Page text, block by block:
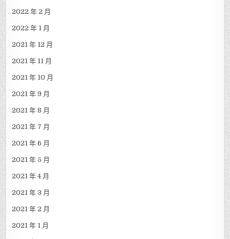
2022 年 2 月
2022 年 1 月
2021 年 12 月
2021 年 11 月
2021 年 10 月
2021 年 9 月
2021 年 8 月
2021 年 7 月
2021 年 6 月
2021 年 5 月
2021 年 4 月
2021 年 3 月
2021 年 2 月
2021 年 1 月